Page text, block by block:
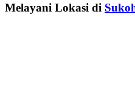
Melayani Lokasi di